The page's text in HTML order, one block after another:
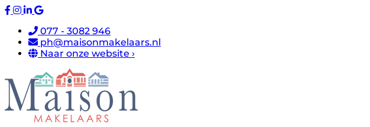
077 - 3082 946
ph@maisonmakelaars.nl
Naar onze website ›